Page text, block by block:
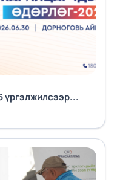
үргэлжилсээр...